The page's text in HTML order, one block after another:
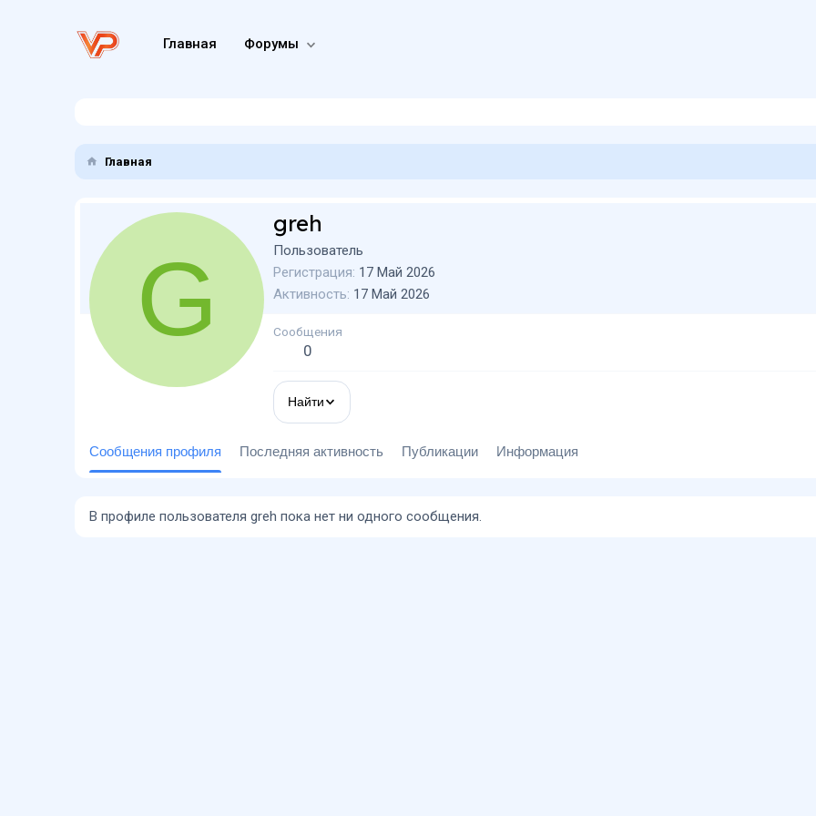
Главная Форумы
Главная
G
greh
Пользователь
Регистрация 17 Май 2026
Активность 17 Май 2026
Сообщения
0
Найти
Сообщения профиля Последняя активность Публикации Информация
В профиле пользователя greh пока нет ни одного сообщения.